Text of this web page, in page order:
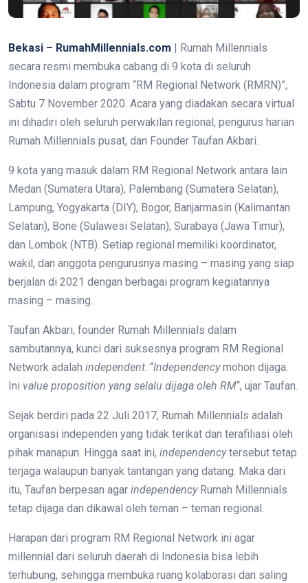
Bekasi – RumahMillennials.com
| Rumah Millennials
secara resmi membuka cabang di 9 kota di seluruh
Indonesia dalam program “RM Regional Network (RMRN)”,
Sabtu 7 November 2020. Acara yang diadakan secara virtual
ini dihadiri oleh seluruh perwakilan regional, pengurus harian
Rumah Millennials pusat, dan Founder Taufan Akbari.
9 kota yang masuk dalam RM Regional Network antara lain
Medan (Sumatera Utara), Palembang (Sumatera Selatan),
Lampung, Yogyakarta (DIY), Bogor, Banjarmasin (Kalimantan
Selatan), Bone (Sulawesi Selatan), Surabaya (Jawa Timur),
dan Lombok (NTB). Setiap regional memiliki koordinator,
wakil, dan anggota pengurusnya masing – masing yang siap
berjalan di 2021 dengan berbagai program kegiatannya
masing – masing.
Taufan Akbari, founder Rumah Millennials dalam
sambutannya, kunci dari suksesnya program RM Regional
Network adalah independent. “Independencymohon dijaga.
Ini value proposition yang selalu dijaga oleh RM“, ujar Taufan.
Sejak berdiri pada 22 Juli 2017, Rumah Millennials adalah
organisasi independen yang tidak terikat dan terafiliasi oleh
pihak manapun. Hingga saat ini, independencytersebut tetap
terjaga walaupun banyak tantangan yang datang. Maka dari
itu, Taufan berpesan agar independencyRumah Millennials
tetap dijaga dan dikawal oleh teman – teman regional.
Harapan dari program RM Regional Network ini agar
millennial dari seluruh daerah di Indonesia bisa lebih
terhubung, sehingga membuka ruang kolaborasi dan saling